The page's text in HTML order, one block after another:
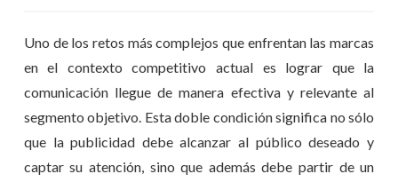
Uno de los retos más complejos que enfrentan las marcas
en el contexto competitivo actual es lograr que la
comunicación llegue de manera efectiva y relevante al
segmento objetivo. Esta doble condición significa no sólo
que la publicidad debe alcanzar al público deseado y
captar su atención, sino que además debe partir de un